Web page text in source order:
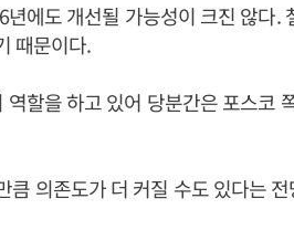
에도 개선될 가능성이 크진 않다.
때문이다.
할을 하고 있어 당분간은 포스코
의존도가 더 커질 수도 있다는